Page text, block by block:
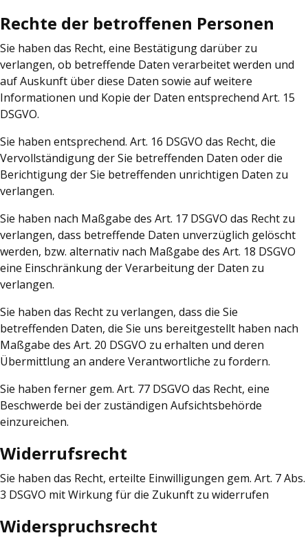
Rechte der betroffenen Personen
Sie haben das Recht, eine Bestätigung darüber zu
verlangen, ob betreffende Daten verarbeitet werden und
auf Auskunft über diese Daten sowie auf weitere
Informationen und Kopie der Daten entsprechend Art. 15
DSGVO.
Sie haben entsprechend. Art. 16 DSGVO das Recht, die
Vervollständigung der Sie betreffenden Daten oder die
Berichtigung der Sie betreffenden unrichtigen Daten zu
verlangen.
Sie haben nach Maßgabe des Art. 17 DSGVO das Recht zu
verlangen, dass betreffende Daten unverzüglich gelöscht
werden, bzw. alternativ nach Maßgabe des Art. 18 DSGVO
eine Einschränkung der Verarbeitung der Daten zu
verlangen.
Sie haben das Recht zu verlangen, dass die Sie
betreffenden Daten, die Sie uns bereitgestellt haben nach
Maßgabe des Art. 20 DSGVO zu erhalten und deren
Übermittlung an andere Verantwortliche zu fordern.
Sie haben ferner gem. Art. 77 DSGVO das Recht, eine
Beschwerde bei der zuständigen Aufsichtsbehörde
einzureichen.
Widerrufsrecht
Sie haben das Recht, erteilte Einwilligungen gem. Art. 7 Abs.
3 DSGVO mit Wirkung für die Zukunft zu widerrufen
Widerspruchsrecht